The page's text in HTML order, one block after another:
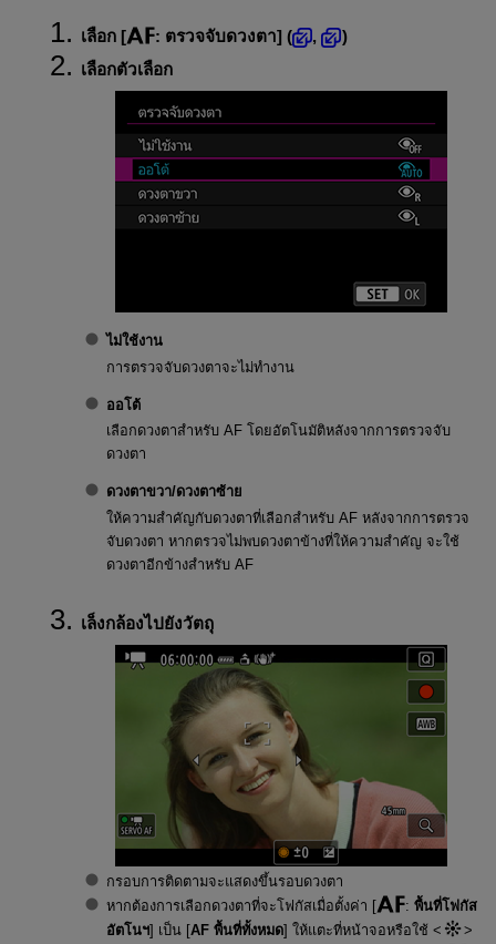
เลือก [ : ตรวจจับดวงตา] ( ,
)
เลือกตัวเลือก
ไม่ใช้งาน
การตรวจจับดวงตาจะไม่ทำงาน
ออโต้
เลือกดวงตาสำหรับ AF โดยอัตโนมัติหลังจากการตรวจจับ
ดวงตา
ดวงตาขวา/ดวงตาซ้าย
ให้ความสำคัญกับดวงตาที่เลือกสำหรับ AF หลังจากการตรวจ
จับดวงตา หากตรวจไม่พบดวงตาข้างที่ให้ความสำคัญ จะใช้
ดวงตาอีกข้างสำหรับ AF
เล็งกล้องไปยังวัตถุ
กรอบการติดตามจะแสดงขึ้นรอบดวงตา
หากต้องการเลือกดวงตาที่จะโฟกัสเมื่อตั้งค่า [
: พื้นที่โฟกัส
อัตโนฯ] เป็น [AF พื้นที่ทั้งหมด] ให้แตะที่หน้าจอหรือใช้